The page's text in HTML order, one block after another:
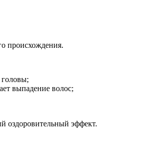
происхождения.
выпадение волос;
оздоровительный эффект.